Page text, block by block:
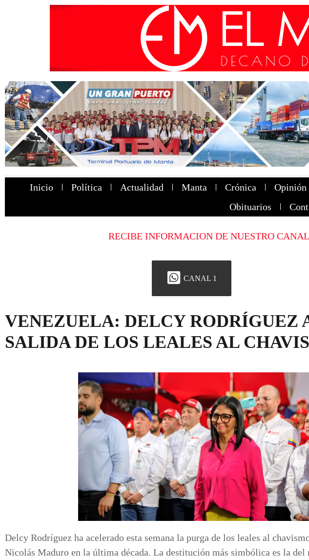
Inicio Política Actualidad Manta Crónica Opinión
Obituarios
RECIBE INFORMACION DE NUESTRO
CANAL 1
VENEZUELA: DELCY RODRÍGUEZ
SALIDA DE LOS LEALES AL
Delcy Rodríguez ha acelerado esta semana la purga de los leales al
Nicolás Maduro en la última década. La destitución más simbólica es la del